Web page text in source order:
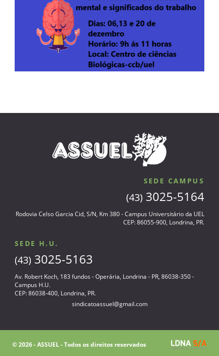
SEDE CAMPUS
(43) 3025-5164
Rodovia Celso Garcia Cid, S/N, Km 380 - Campus Universitário da UEL
CEP: 86055-900, Londrina, PR.
SEDE H.U.
(43) 3025-5163
Av. Robert Koch, 183 fundos - Operária, Londrina - PR, 86038-350 -
Campus H.U.
CEP: 86038-400, Londrina, PR.
sindicatoassuel@gmail.com
© 2026 - ASSUEL - Todos os direitos reservados